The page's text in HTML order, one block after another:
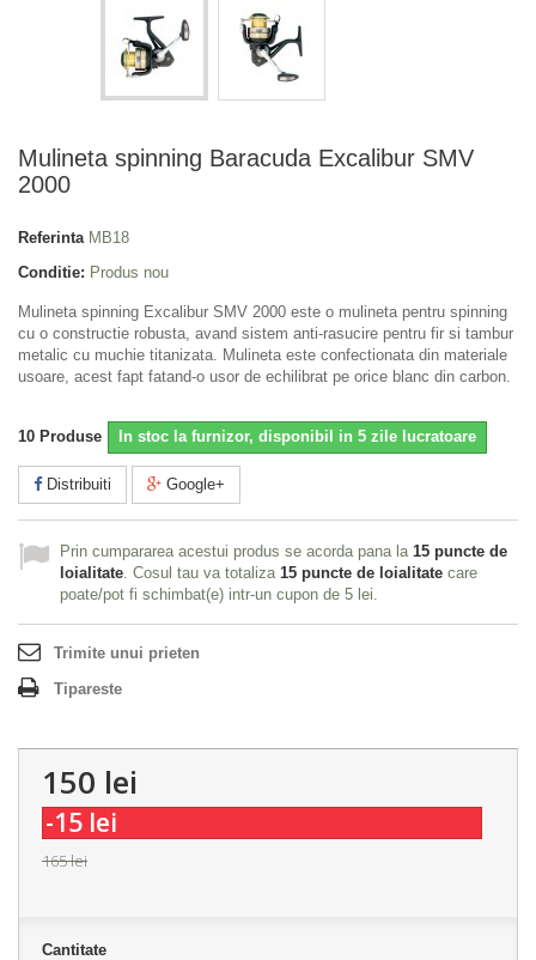
Mulineta spinning Baracuda Excalibur SMV
2000
Referinta MB18
Conditie: Produs nou
Mulineta spinning Excalibur SMV 2000 este o mulineta pentru spinning
cu o constructie robusta, avand sistem anti-rasucire pentru fir si tambur
metalic cu muchie titanizata. Mulineta este confectionata din materiale
usoare, acest fapt fatand-o usor de echilibrat pe orice blanc din carbon.
10 Produse In stoc la furnizor, disponibil in 5 zile lucratoare
Distribuiti Google+
Prin cumpararea acestui produs se acorda pana la 15 puncte de
loialitate . Cosul tau va totaliza 15 puncte de loialitate care
poate/pot fi schimbat(e) intr-un cupon de 5 lei
Trimite unui prieten
Tipareste
150 lei
-15 lei
165 lei
Cantitate